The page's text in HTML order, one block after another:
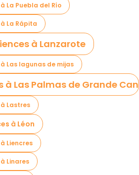
La Puebla del Río
La Rápita
à Lanzarote
Las lagunas de mijas
à Las Palmas de Grande
Lastres
à Léon
Liencres
Linares